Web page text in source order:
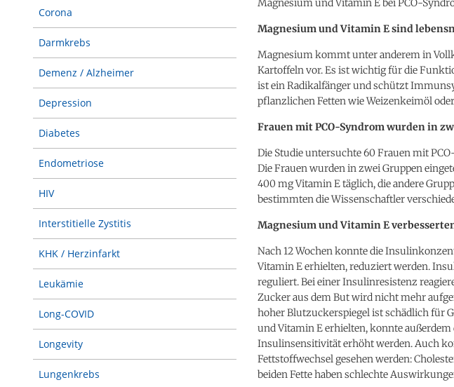
Corona
Darmkrebs
Demenz / Alzheimer
Depression
Diabetes
Endometriose
HIV
Interstitielle Zystitis
KHK / Herzinfarkt
Leukämie
Long-COVID
Longevity
Lungenkrebs
Magnesium und Vitamin E bei PCO-
Magnesium und Vitamin E sind
Magnesium kommt unter anderem in
Kartoffeln vor. Es ist wichtig für die
ist ein Radikalfänger und schützt
pflanzlichen Fetten wie Weizenkeimöl
Frauen mit PCO-Syndrom wurden in
Die Studie untersuchte 60 Frauen mit
Die Frauen wurden in zwei Gruppen
400 mg Vitamin E täglich, die andere
bestimmten die Wissenschaftler
Magnesium und Vitamin E
Nach 12 Wochen konnte die
Vitamin E erhielten, reduziert werden.
reguliert. Bei einer Insulinresistenz
Zucker aus dem But wird nicht mehr
hoher Blutzuckerspiegel ist schädlich für
und Vitamin E erhielten, konnte
Insulinsensitivität erhöht werden. Auch
Fettstoffwechsel gesehen werden:
beiden Fette haben schlechte